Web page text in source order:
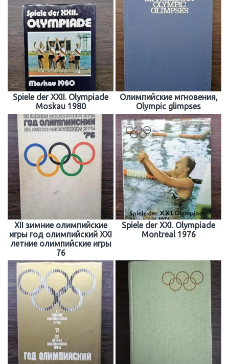
Spiele der XXII. Olympiade
Moskau 1980
Oлимпийские мгновения,
Olympic glimpses
XII зимние олимпийские
игры год олимпийский XXI
летние олимпийские игры
76
Spiele der XXI. Olympiade
Montreal 1976